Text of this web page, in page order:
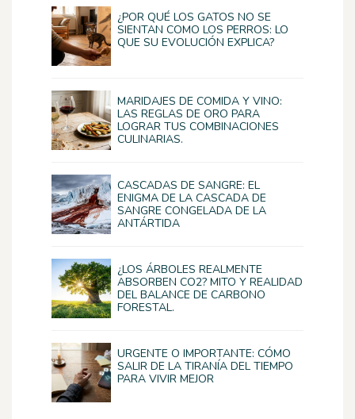
¿POR QUÉ LOS GATOS NO SE
SIENTAN COMO LOS PERROS: LO
QUE SU EVOLUCIÓN EXPLICA?
MARIDAJES DE COMIDA Y VINO:
LAS REGLAS DE ORO PARA
LOGRAR TUS COMBINACIONES
CULINARIAS.
CASCADAS DE SANGRE: EL
ENIGMA DE LA CASCADA DE
SANGRE CONGELADA DE LA
ANTÁRTIDA
¿LOS ÁRBOLES REALMENTE
ABSORBEN CO2? MITO Y REALIDAD
DEL BALANCE DE CARBONO
FORESTAL.
URGENTE O IMPORTANTE: CÓMO
SALIR DE LA TIRANÍA DEL TIEMPO
PARA VIVIR MEJOR